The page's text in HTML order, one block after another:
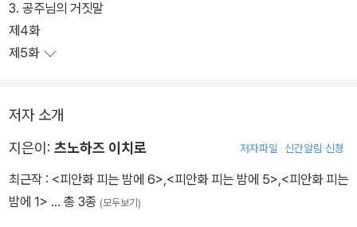
3. 공주님의 거짓말
제4화
제5화
저자 소개
지은이: 츠노하즈 이치로 저자파일 신간알림 신청
최근작 : <피안화 피는 밤에 6>,<피안화 피는 밤에 5>,<피안화 피는
밤에 1> … 총 3종 (모두보기)